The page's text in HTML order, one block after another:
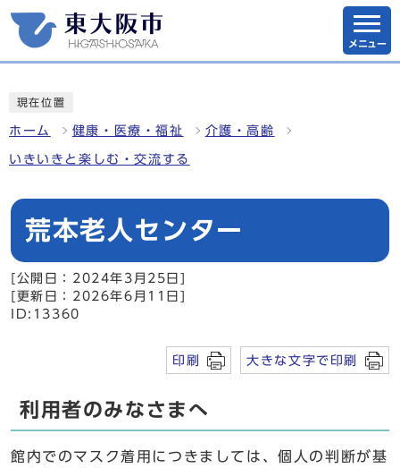
メニュー
現在位置
ホーム 健康・医療・福祉 介護・高齢
いきいきと楽しむ・交流する
荒本老人センター
[公開日：2024年3月25日]
[更新日：2026年6月11日]
ID:13360
印刷 大きな文字で印刷
利用者のみなさまへ
館内でのマスク着用につきましては、個人の判断が基